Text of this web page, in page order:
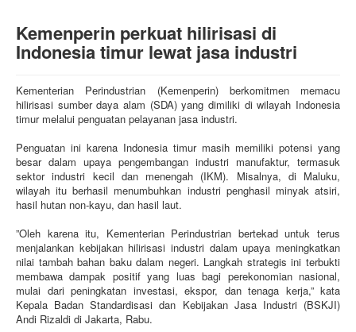
Kemenperin perkuat hilirisasi di
Indonesia timur lewat jasa industri
Kementerian Perindustrian (Kemenperin) berkomitmen memacu
hilirisasi sumber daya alam (SDA) yang dimiliki di wilayah Indonesia
timur melalui penguatan pelayanan jasa industri.
Penguatan ini karena Indonesia timur masih memiliki potensi yang
besar dalam upaya pengembangan industri manufaktur, termasuk
sektor industri kecil dan menengah (IKM). Misalnya, di Maluku,
wilayah itu berhasil menumbuhkan industri penghasil minyak atsiri,
hasil hutan non-kayu, dan hasil laut.
”Oleh karena itu, Kementerian Perindustrian bertekad untuk terus
menjalankan kebijakan hilirisasi industri dalam upaya meningkatkan
nilai tambah bahan baku dalam negeri. Langkah strategis ini terbukti
membawa dampak positif yang luas bagi perekonomian nasional,
mulai dari peningkatan investasi, ekspor, dan tenaga kerja,” kata
Kepala Badan Standardisasi dan Kebijakan Jasa Industri (BSKJI)
Andi Rizaldi di Jakarta, Rabu.